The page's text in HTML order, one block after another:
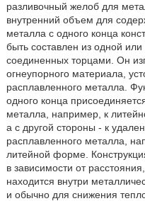
разливочный желоб для
внутренний объем для
металла с одного конца
быть составлен из одной
соединенных торцами. Он
огнеупорного материала,
расплавленного металла.
одного конца
металла, например, к
а с другой стороны - к
расплавленного металла,
литейной форме.
в зависимости от
находится внутри
и обычно для снижения